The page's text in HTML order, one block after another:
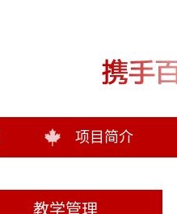
项目简介
教学管理